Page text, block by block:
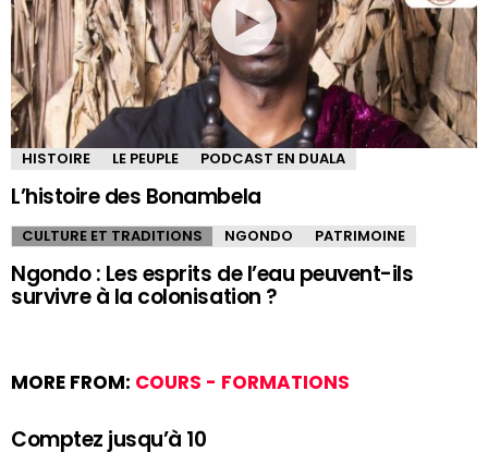
HISTOIRE LE PEUPLE PODCAST EN DUALA
L’histoire des Bonambela
CULTURE ET TRADITIONS NGONDO PATRIMOINE
Ngondo : Les esprits de l’eau peuvent-ils
survivre à la colonisation ?
MORE FROM: COURS - FORMATIONS
Comptez jusqu’à 10